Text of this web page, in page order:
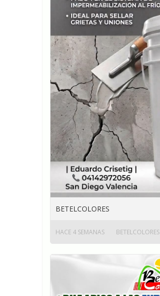
BETELCOLORES
HACE 4 SEMANAS BETELCOLORES